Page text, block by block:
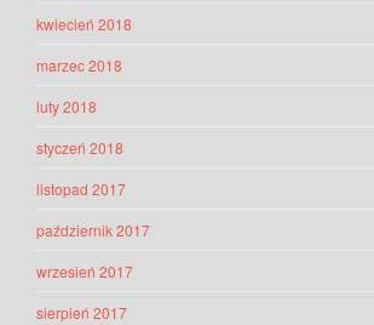
kwiecień 2018
marzec 2018
luty 2018
styczeń 2018
listopad 2017
październik 2017
wrzesień 2017
sierpień 2017